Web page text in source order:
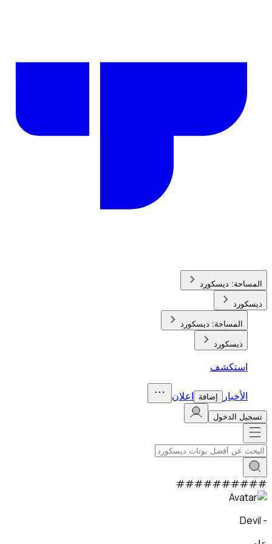
المساحة: ديسكورد
ديسكورد
المساحة: ديسكورد
ديسكورد
استكشف
الأخبار إضافة اعلان
تسجيل الدخول
#
#
#
#
#
#
#
#
#
#
- Devil